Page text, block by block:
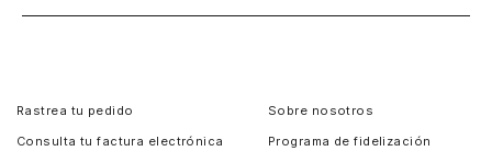
Rastrea tu pedido
Consulta tu factura electrónica
Sobre nosotros
Programa de fidelización